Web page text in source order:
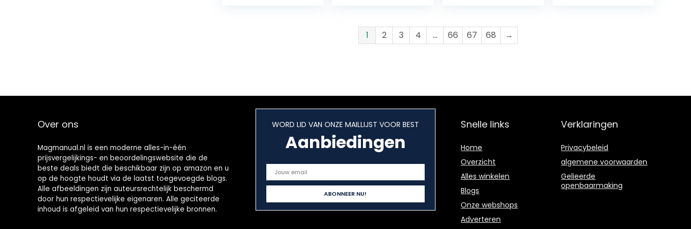
1 2 3 4 … 66 67 68 →
Over ons
Magmanual.nl is een moderne alles-in-één
prijsvergelijkings- en beoordelingswebsite die de
beste deals biedt die beschikbaar zijn op amazon en u
op de hoogte houdt via de laatst toegevoegde blogs.
Alle afbeeldingen zijn auteursrechtelijk beschermd
door hun respectievelijke eigenaren. Alle geciteerde
inhoud is afgeleid van hun respectievelijke bronnen.
WORD LID VAN ONZE MAILLIJST VOOR BEST
Aanbiedingen
Snelle links
Home
Overzicht
Alles winkelen
Blogs
Onze webshops
Adverteren
Verklaringen
Privacybeleid
algemene voorwaarden
Gelieerde
openbaarmaking